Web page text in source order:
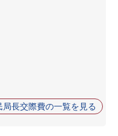
局長交際費の一覧を見る